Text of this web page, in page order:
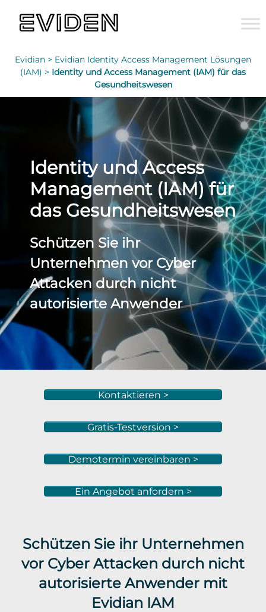
Evidian > Evidian Identity Access Management Lösungen
(IAM) > Identity und Access Management (IAM) für das
Gesundheitswesen
Identity und Access
Management (IAM) für
das Gesundheitswesen
Schützen Sie ihr
Unternehmen vor Cyber
Attacken durch nicht
autorisierte Anwender
Kontaktieren >
Gratis-Testversion >
Demotermin vereinbaren >
Ein Angebot anfordern >
Schützen Sie ihr Unternehmen
vor Cyber Attacken durch nicht
autorisierte Anwender mit
Evidian IAM